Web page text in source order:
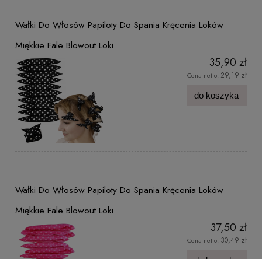
Wałki Do Włosów Papiloty Do Spania Kręcenia Loków
Miękkie Fale Blowout Loki
35,90 zł
Cena netto: 29,19 zł
do koszyka
Wałki Do Włosów Papiloty Do Spania Kręcenia Loków
Miękkie Fale Blowout Loki
37,50 zł
Cena netto: 30,49 zł